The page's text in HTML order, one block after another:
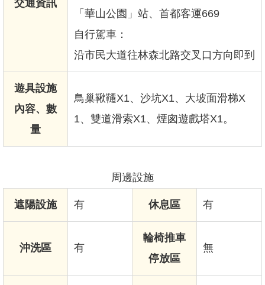
交通資訊
「華山公園」站、首都客運669
自行駕車：
沿市民大道往林森北路交叉口方向即到
遊具設施
內容、數
量
鳥巢鞦韆X1、沙坑X1、大坡面滑梯X
1、雙道滑索X1、煙囪遊戲塔X1。
周邊設施
遮陽設施 有 休息區 有
沖洗區 有
輪椅推車
停放區
無